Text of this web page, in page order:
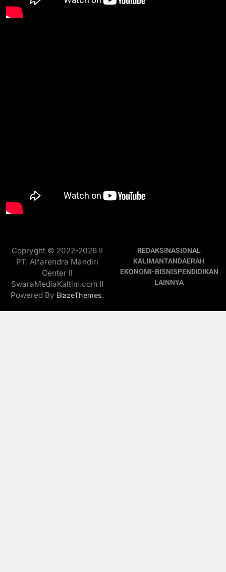
Copryght © 2022-2026 II
PT. Alfarendra Mandiri
Center II
SwaraMediaKaltim.com II
Powered By BlazeThemes.
REDAKSINASIONAL
KALIMANTANDAERAH
EKONOMI-BISNISPENDIDIKAN
LAINNYA